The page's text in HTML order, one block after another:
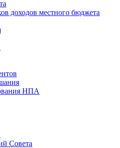
доходов местного бюджета
НПА
Совета